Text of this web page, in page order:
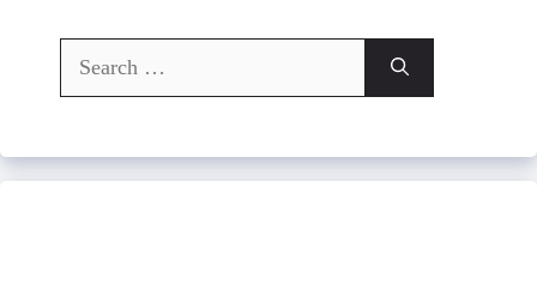
Search
for: